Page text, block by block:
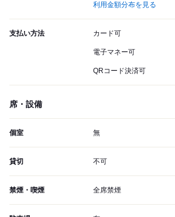
利用金額分布を見る
支払い方法 カード可
電子マネー可
QRコード決済可
席・設備
個室 無
貸切 不可
禁煙・喫煙 全席禁煙